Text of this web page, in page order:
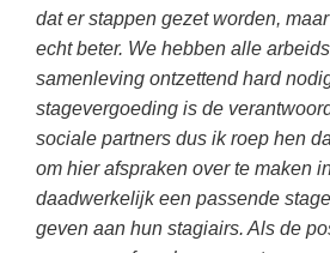
Sociale vaardigheden
Spaans
Studievaardigheden
Techniek
Topografie
Verkeer
Rekenen
Studievaardigheden
Taalvaardigheden
LESMATERIAAL
Beeldende Vorming
dat er stappen gezet worden,
echt beter. We hebben alle
samenleving ontzettend hard
stagevergoeding is de
sociale partners dus ik roep hen
om hier afspraken over te maken
daadwerkelijk een passende
geven aan hun stagiairs. Als de